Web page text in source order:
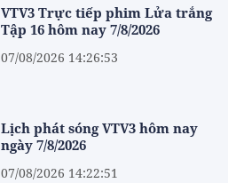
VTV3 Trực tiếp phim Lửa trắng
Tập 16 hôm nay 7/8/2026
07/08/2026 14:26:53
Lịch phát sóng VTV3 hôm nay
ngày 7/8/2026
07/08/2026 14:22:51